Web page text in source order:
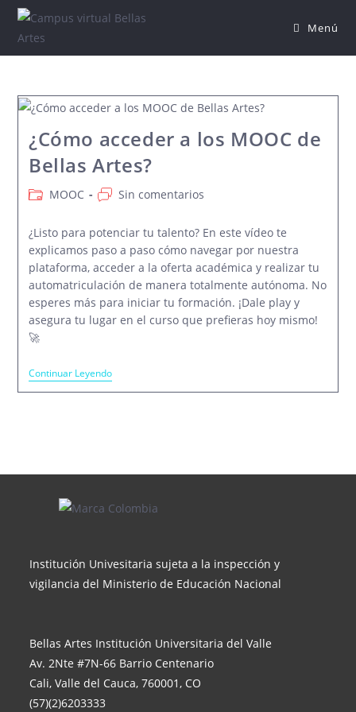
Saltar
Menú
¿Cómo acceder a los MOOC de
Bellas Artes?
Categoría
la
entrada:
MOOC
Comentarios
la
Sin comentarios
¿Listo para potenciar tu talento? En este vídeo te
explicamos paso a paso cómo navegar por nuestra
plataforma, acceder a la oferta académica y realizar tu
automatriculación de manera totalmente autónoma. No
esperes más para iniciar tu formación. ¡Dale play y
asegura tu lugar en el curso que prefieras hoy mismo!
🚀
Continuar Leyendo¿Cómo
Acceder
Institución Univesitaria sujeta a la inspección y
vigilancia del Ministerio de Educación Nacional
Bellas Artes Institución Universitaria del Valle
Av. 2Nte #7N-66 Barrio Centenario
Cali, Valle del Cauca, 760001, CO
(57)(2)6203333